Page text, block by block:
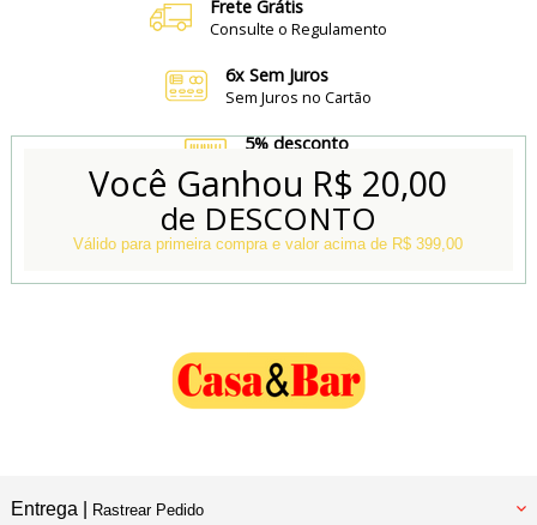
Frete Grátis
Consulte o Regulamento
6x Sem Juros
Sem Juros no Cartão
5% desconto
no Boleto e Pix
Conheça também
Nossa Loja Física
Você Ganhou R$ 20,00
de DESCONTO
Válido para primeira compra e valor acima de R$ 399,00
Entrega | Rastrear Pedido